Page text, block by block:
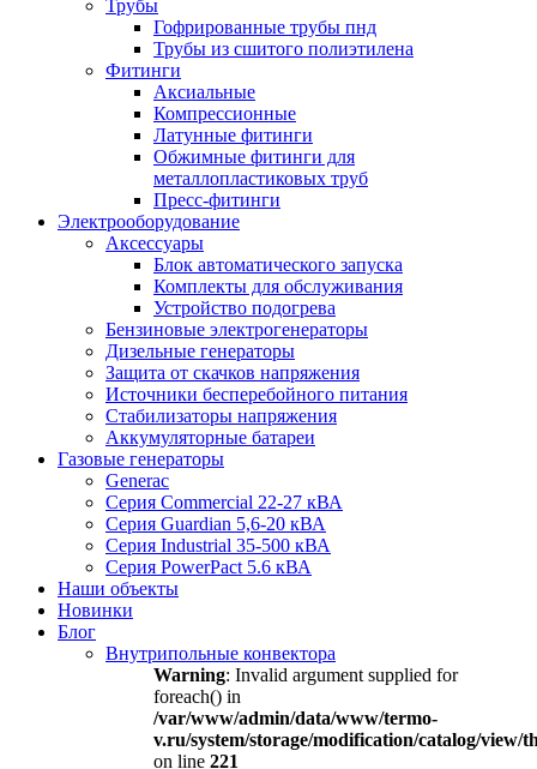
Трубы
Гофрированные трубы пнд
Трубы из сшитого полиэтилена
Фитинги
Аксиальные
Компрессионные
Латунные фитинги
Обжимные фитинги для
металлопластиковых труб
Пресс-фитинги
Электрооборудование
Аксессуары
Блок автоматического запуска
Комплекты для обслуживания
Устройство подогрева
Бензиновые электрогенераторы
Дизельные генераторы
Защита от скачков напряжения
Источники бесперебойного питания
Стабилизаторы напряжения
Аккумуляторные батареи
Газовые генераторы
Generac
Серия Commercial 22-27 кВА
Серия Guardian 5,6-20 кВА
Серия Industrial 35-500 кВА
Серия PowerPact 5.6 кВА
Наши объекты
Новинки
Блог
Внутрипольные конвектора
Warning: Invalid argument supplied for
foreach() in
/var/www/admin/data/www/termo-
v.ru/system/storage/modification/catalog/view/
on line 221